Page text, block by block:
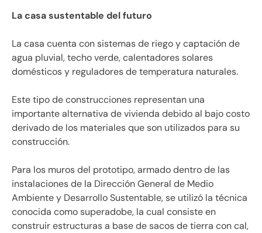
La casa sustentable del futuro
La casa cuenta con sistemas de riego y captación de
agua pluvial, techo verde, calentadores solares
domésticos y reguladores de temperatura naturales.
Este tipo de construcciones representan una
importante alternativa de vivienda debido al bajo costo
derivado de los materiales que son utilizados para su
construcción.
Para los muros del prototipo, armado dentro de las
instalaciones de la Dirección General de Medio
Ambiente y Desarrollo Sustentable, se utilizó la técnica
conocida como superadobe, la cual consiste en
construir estructuras a base de sacos de tierra con cal,